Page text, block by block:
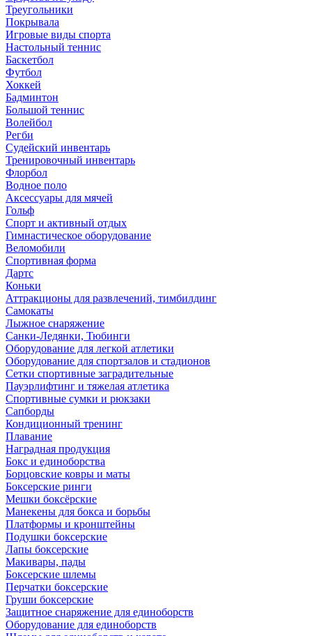
Треугольники
Покрывала
Игровые виды спорта
Настольный теннис
Баскетбол
Футбол
Хоккей
Бадминтон
Большой теннис
Волейбол
Регби
Судейский инвентарь
Тренировочный инвентарь
Флорбол
Водное поло
Аксессуары для мячей
Гольф
Спорт и активный отдых
Гимнастическое оборудование
Веломобили
Спортивная форма
Дартс
Коньки
Аттракционы для развлечений, тимбилдинг
Самокаты
Лыжное снаряжение
Санки-Ледянки, Тюбинги
Оборудование для легкой атлетики
Оборудование для спортзалов и стадионов
Сетки спортивные заградительные
Пауэрлифтинг и тяжелая атлетика
Спортивные сумки и рюкзаки
Сапборды
Кондиционный тренинг
Плавание
Наградная продукция
Бокс и единоборства
Борцовские ковры и маты
Боксерские ринги
Мешки боксёрские
Манекены для бокса и борьбы
Платформы и кронштейны
Подушки боксерские
Лапы боксерские
Макивары, пады
Боксерские шлемы
Перчатки боксерские
Груши боксерские
Защитное снаряжение для единоборств
Оборудование для единоборств